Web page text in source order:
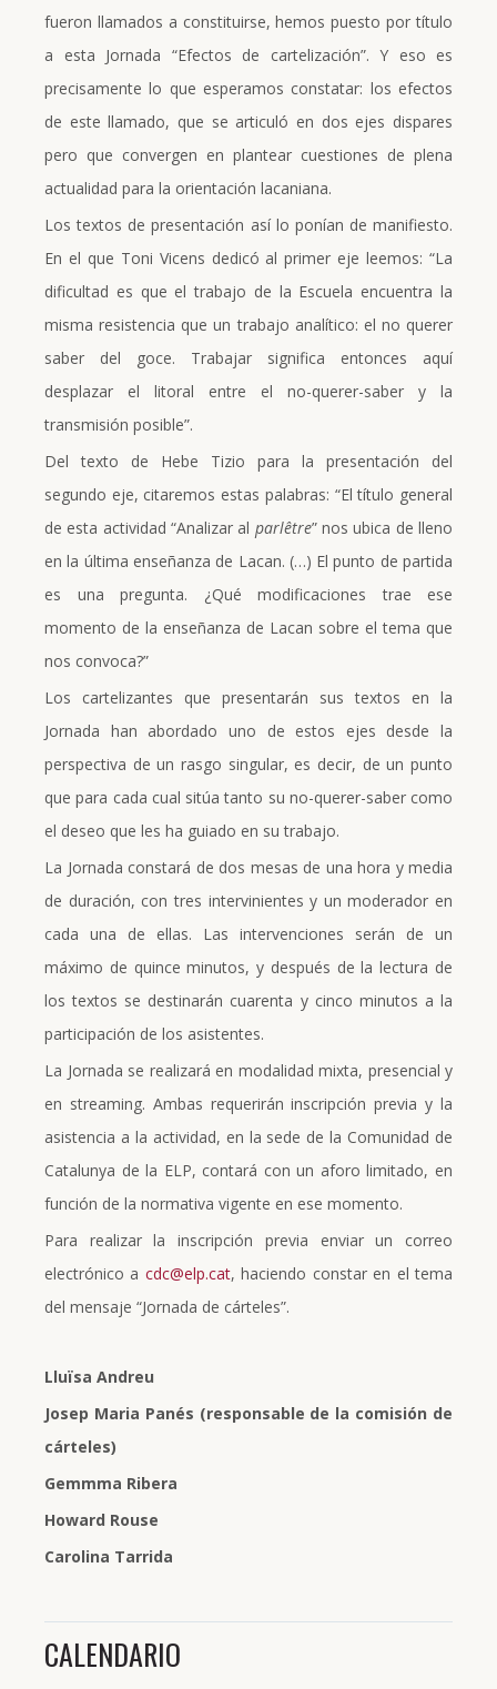
fueron llamados a constituirse, hemos puesto por título
a esta Jornada “Efectos de cartelización”. Y eso es
precisamente lo que esperamos constatar: los efectos
de este llamado, que se articuló en dos ejes dispares
pero que convergen en plantear cuestiones de plena
actualidad para la orientación lacaniana.
Los textos de presentación así lo ponían de manifiesto.
En el que Toni Vicens dedicó al primer eje leemos: “La
dificultad es que el trabajo de la Escuela encuentra la
misma resistencia que un trabajo analítico: el no querer
saber del goce. Trabajar significa entonces aquí
desplazar el litoral entre el no-querer-saber y la
transmisión posible”.
Del texto de Hebe Tizio para la presentación del
segundo eje, citaremos estas palabras: “El título general
de esta actividad “Analizar al parlêtre” nos ubica de lleno
en la última enseñanza de Lacan. (…) El punto de partida
es una pregunta. ¿Qué modificaciones trae ese
momento de la enseñanza de Lacan sobre el tema que
nos convoca?”
Los cartelizantes que presentarán sus textos en la
Jornada han abordado uno de estos ejes desde la
perspectiva de un rasgo singular, es decir, de un punto
que para cada cual sitúa tanto su no-querer-saber como
el deseo que les ha guiado en su trabajo.
La Jornada constará de dos mesas de una hora y media
de duración, con tres intervinientes y un moderador en
cada una de ellas. Las intervenciones serán de un
máximo de quince minutos, y después de la lectura de
los textos se destinarán cuarenta y cinco minutos a la
participación de los asistentes.
La Jornada se realizará en modalidad mixta, presencial y
en streaming. Ambas requerirán inscripción previa y la
asistencia a la actividad, en la sede de la Comunidad de
Catalunya de la ELP, contará con un aforo limitado, en
función de la normativa vigente en ese momento.
Para realizar la inscripción previa enviar un correo
electrónico a cdc@elp.cat, haciendo constar en el tema
del mensaje “Jornada de cárteles”.
Lluïsa Andreu
Josep Maria Panés (responsable de la comisión de
cárteles)
Gemmma Ribera
Howard Rouse
Carolina Tarrida
CALENDARIO